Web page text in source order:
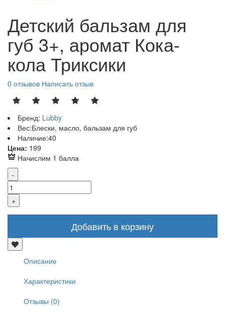
Детский бальзам для
губ 3+, аромат Кока-
кола Триксики
0 отзывов Написать отзыв
Бренд: Lubby
Вес:Блески, масло, бальзам для губ
Наличие:40
Цена: 199
Начислим 1 балла
Добавить в корзину
Описание
Характеристики
Отзывы (0)